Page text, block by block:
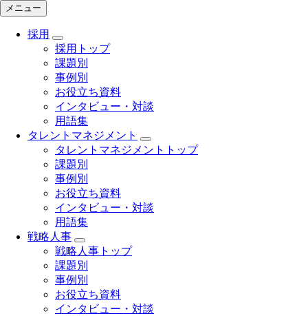
メニュー
採用
採用トップ
課題別
事例別
お役立ち資料
インタビュー・対談
用語集
タレントマネジメント
タレントマネジメントトップ
課題別
事例別
お役立ち資料
インタビュー・対談
用語集
戦略人事
戦略人事トップ
課題別
事例別
お役立ち資料
インタビュー・対談